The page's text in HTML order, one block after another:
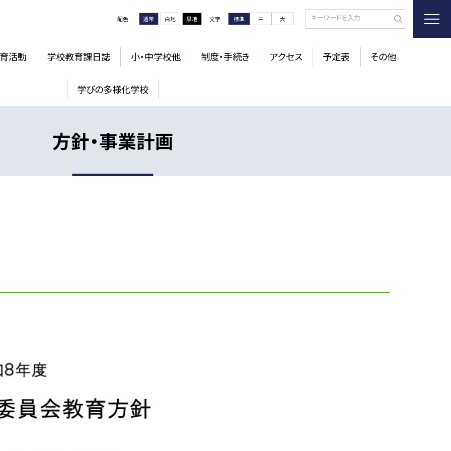
配色 通常 白地 黒地 文字 標準 中 大
活動 学校教育課日誌 小・中学校他 制度・手続き アクセス 予定表 その他
学びの多様化学校
方針・事業計画